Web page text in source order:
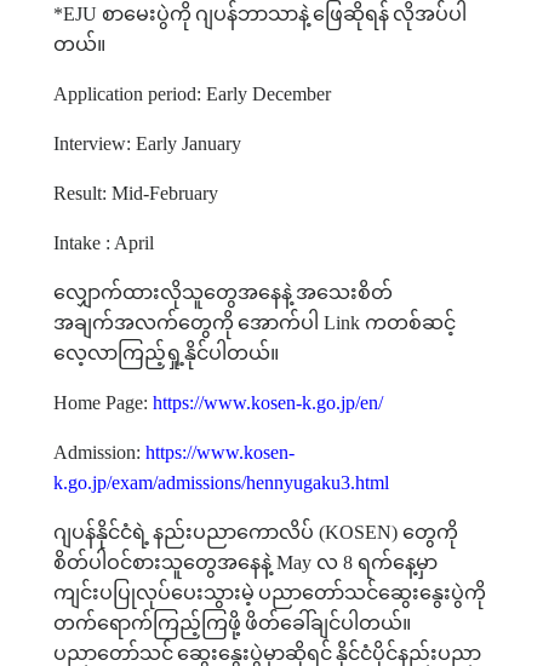
*EJU စာမေးပွဲကို ဂျပန်ဘာသာနဲ့ ဖြေဆိုရန် လိုအပ်ပါ
တယ်။
Application period: Early December
Interview: Early January
Result: Mid-February
Intake : April
လျှောက်ထားလိုသူတွေအနေနဲ့ အသေးစိတ်
အချက်အလက်တွေကို အောက်ပါ Link ကတစ်ဆင့်
လေ့လာကြည့်ရှု့နိုင်ပါတယ်။
Home Page:https://www.kosen-k.go.jp/en/
Admission:https://www.kosen-
k.go.jp/exam/admissions/hennyugaku3.html
ဂျပန်နိုင်ငံရဲ့ နည်းပညာကောလိပ် (KOSEN)တွေကို
စိတ်ပါဝင်စားသူတွေအနေနဲ့ May လ 8 ရက်နေ့မှာ
ကျင်းပပြုလုပ်ပေးသွားမဲ့ ပညာတော်သင်ဆွေးနွေးပွဲကို
တက်ရောက်ကြည့်ကြဖို့ ဖိတ်ခေါ်ချင်ပါတယ်။
ပညာတော်သင် ဆွေးနွေးပွဲမှာဆိုရင် နိုင်ငံပိုင်နည်းပညာ